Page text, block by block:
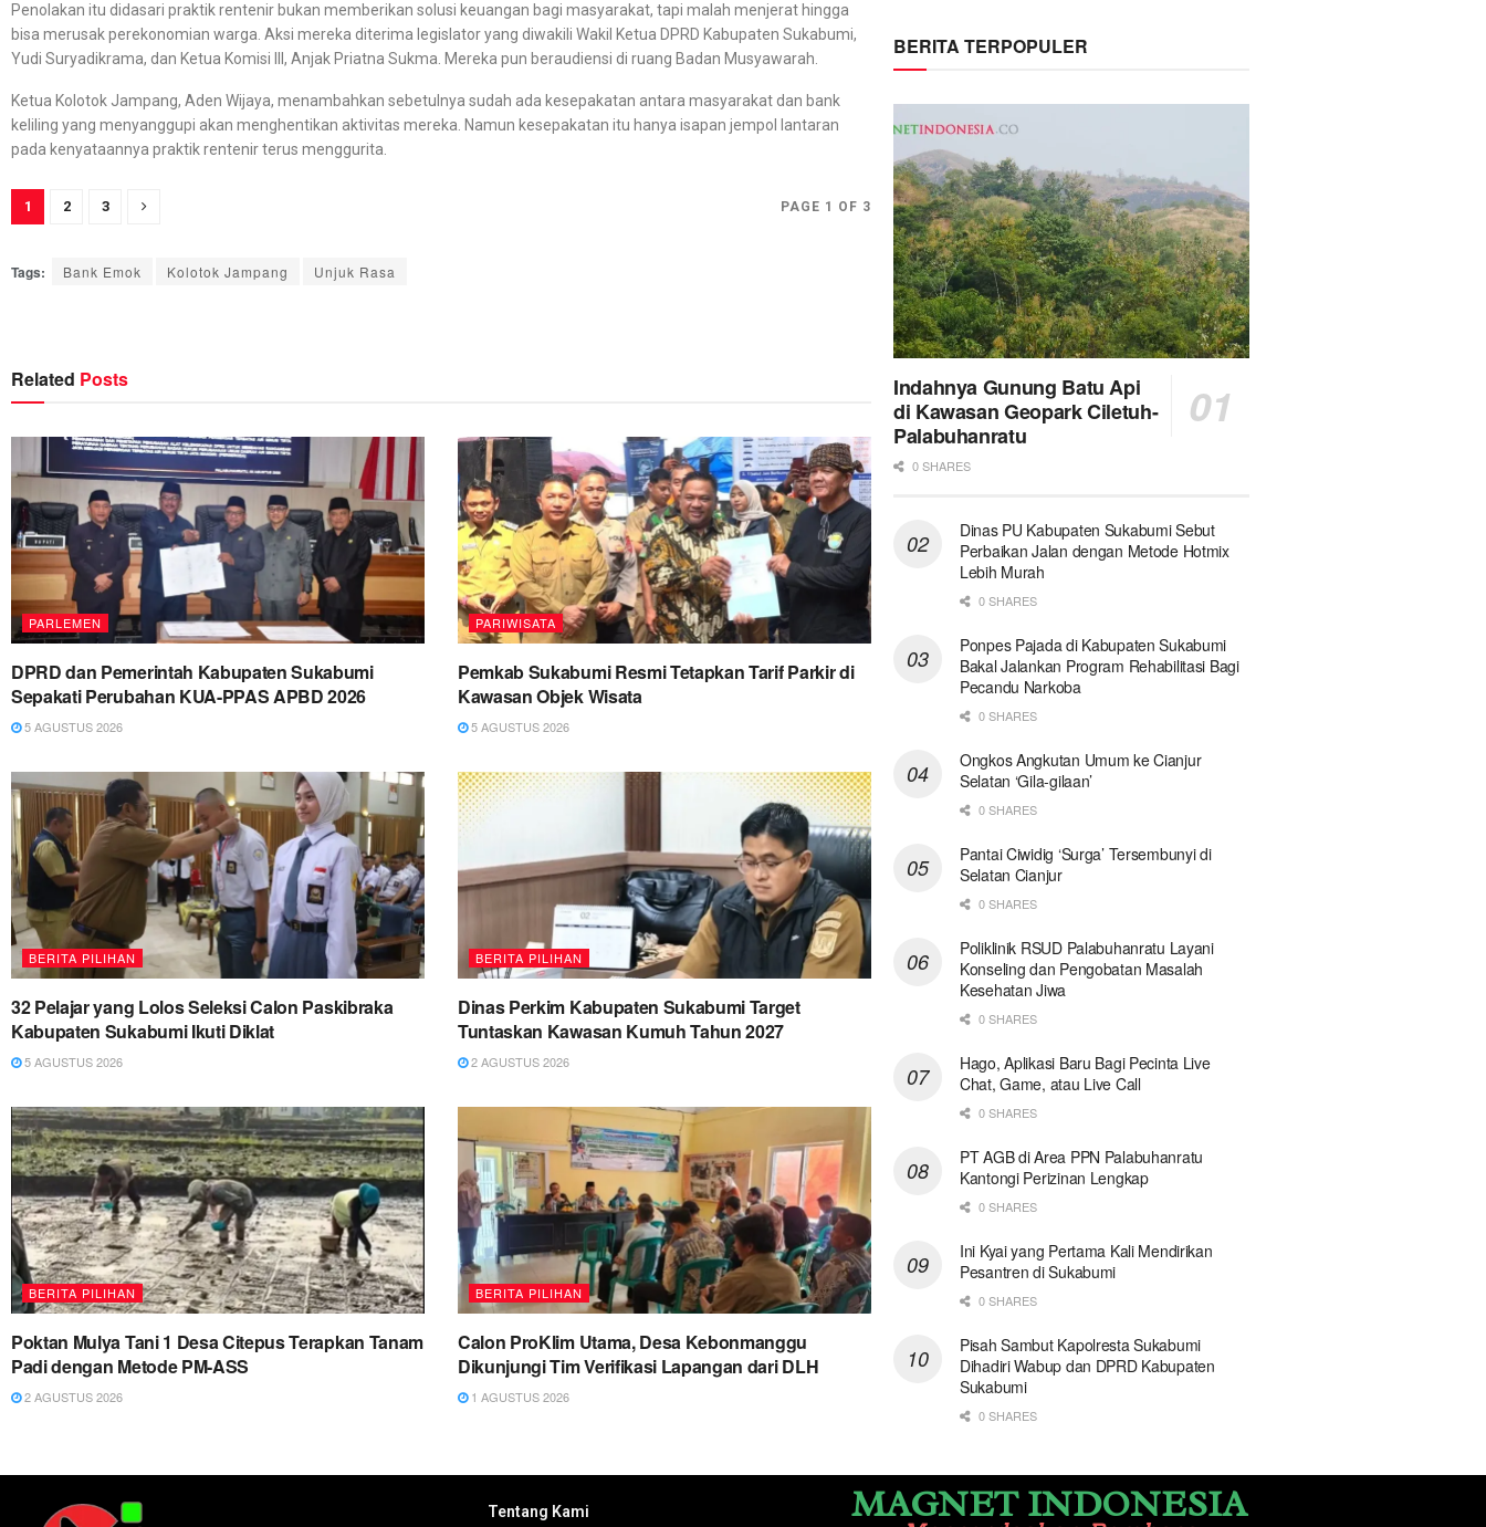
Penolakan itu didasari praktik rentenir bukan memberikan solusi keuangan bagi masyarakat, tapi malah menjerat hingga
bisa merusak perekonomian warga. Aksi mereka diterima legislator yang diwakili Wakil Ketua DPRD Kabupaten Sukabumi,
Yudi Suryadikrama, dan Ketua Komisi III, Anjak Priatna Sukma. Mereka pun beraudiensi di ruang Badan Musyawarah.
Ketua Kolotok Jampang, Aden Wijaya, menambahkan sebetulnya sudah ada kesepakatan antara masyarakat dan bank
keliling yang menyanggupi akan menghentikan aktivitas mereka. Namun kesepakatan itu hanya isapan jempol lantaran
pada kenyataannya praktik rentenir terus menggurita.
PAGE 1 OF 3
1 2 3
Tags: Bank Emok Kolotok Jampang Unjuk Rasa
Related Posts
PARLEMEN
DPRD dan Pemerintah Kabupaten Sukabumi
Sepakati Perubahan KUA-PPAS APBD 2026
5 AGUSTUS 2026
PARIWISATA
Pemkab Sukabumi Resmi Tetapkan Tarif Parkir di
Kawasan Objek Wisata
5 AGUSTUS 2026
BERITA PILIHAN
32 Pelajar yang Lolos Seleksi Calon Paskibraka
Kabupaten Sukabumi Ikuti Diklat
5 AGUSTUS 2026
BERITA PILIHAN
Dinas Perkim Kabupaten Sukabumi Target
Tuntaskan Kawasan Kumuh Tahun 2027
2 AGUSTUS 2026
BERITA PILIHAN
Poktan Mulya Tani 1 Desa Citepus Terapkan Tanam
Padi dengan Metode PM-ASS
2 AGUSTUS 2026
BERITA PILIHAN
Calon ProKlim Utama, Desa Kebonmanggu
Dikunjungi Tim Verifikasi Lapangan dari DLH
1 AGUSTUS 2026
BERITA TERPOPULER
Indahnya Gunung Batu Api
di Kawasan Geopark Ciletuh-
Palabuhanratu
0 SHARES
Dinas PU Kabupaten Sukabumi Sebut
Perbaikan Jalan dengan Metode Hotmix
Lebih Murah
0 SHARES
Ponpes Pajada di Kabupaten Sukabumi
Bakal Jalankan Program Rehabilitasi Bagi
Pecandu Narkoba
0 SHARES
Ongkos Angkutan Umum ke Cianjur
Selatan ‘Gila-gilaan’
0 SHARES
Pantai Ciwidig ‘Surga’ Tersembunyi di
Selatan Cianjur
0 SHARES
Poliklinik RSUD Palabuhanratu Layani
Konseling dan Pengobatan Masalah
Kesehatan Jiwa
0 SHARES
Hago, Aplikasi Baru Bagi Pecinta Live
Chat, Game, atau Live Call
0 SHARES
PT AGB di Area PPN Palabuhanratu
Kantongi Perizinan Lengkap
0 SHARES
Ini Kyai yang Pertama Kali Mendirikan
Pesantren di Sukabumi
0 SHARES
Pisah Sambut Kapolresta Sukabumi
Dihadiri Wabup dan DPRD Kabupaten
Sukabumi
0 SHARES
Tentang Kami MAGNET INDONESIA